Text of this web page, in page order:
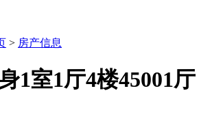
> 房产信息
1室1厅4楼45001厅